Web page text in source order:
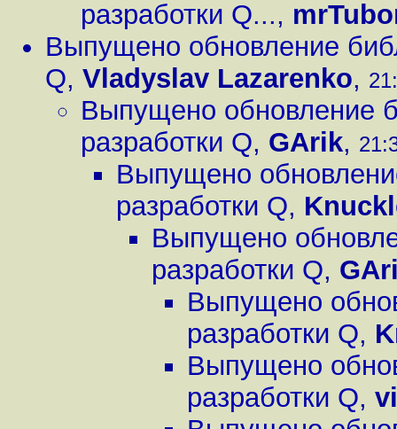
разработки Q...,
Выпущено обновление
Q, Vladyslav Lazarenko,
Выпущено обновление
разработки Q, GArik,
Выпущено
разработки Q,
Выпущено
разработки Q,
Выпущено
разработки Q,
Выпущено
разработки Q,